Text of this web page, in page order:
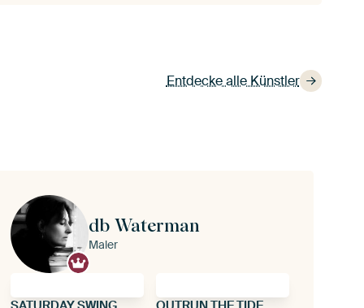
Entdecke alle Künstler
db Waterman
Maler